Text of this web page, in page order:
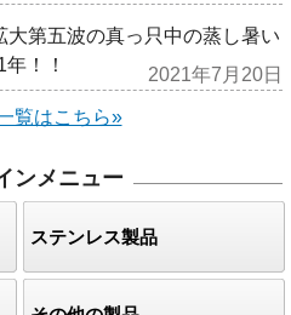
第五波の真っ只中の蒸し暑い
！！
2021年7月20日
覧はこちら»
ンメニュー
ステンレス製品